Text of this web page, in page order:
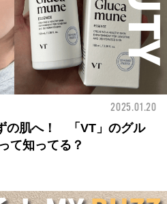
2025.01.20
の肌へ！ 「VT」のグル
て知ってる？